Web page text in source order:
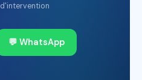
d'intervention
💬 WhatsApp